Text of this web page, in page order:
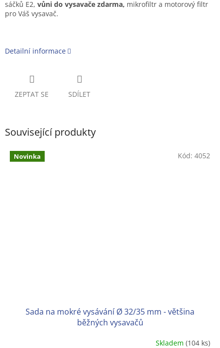
sáčků E2, vůni do vysavače zdarma, mikrofiltr a motorový filtr
pro Váš vysavač.
Detailní informace
ZEPTAT SE SDÍLET
Související produkty
Novinka
Sada na mokré vysávání Ø 32/35 mm - většina
běžných vysavačů
Skladem(104 ks)
Kód: 4052